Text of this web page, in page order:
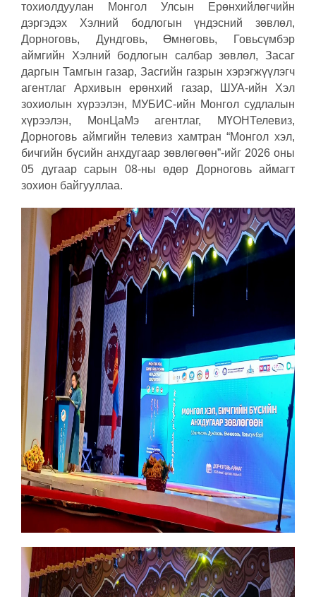
тохиолдуулан Монгол Улсын Ерөнхийлөгчийн
дэргэдэх Хэлний бодлогын үндэсний зөвлөл,
Дорноговь, Дундговь, Өмнөговь, Говьсүмбэр
аймгийн Хэлний бодлогын салбар зөвлөл, Засаг
даргын Тамгын газар, Засгийн газрын хэрэгжүүлэгч
агентлаг Архивын ерөнхий газар, ШУА-ийн Хэл
зохиолын хүрээлэн, МУБИС-ийн Монгол судлалын
хүрээлэн, МонЦаМэ агентлаг, МҮОНТелевиз,
Дорноговь аймгийн телевиз хамтран “Монгол хэл,
бичгийн бүсийн анхдугаар зөвлөгөөн”-ийг 2026 оны
05 дугаар сарын 08-ны өдөр Дорноговь аймагт
зохион байгууллаа.